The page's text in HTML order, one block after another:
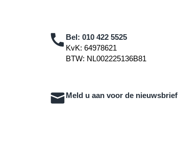
Bel: 010 422 5525
KvK: 64978621
BTW: NL002225136B81
Meld u aan voor de nieuwsbrief